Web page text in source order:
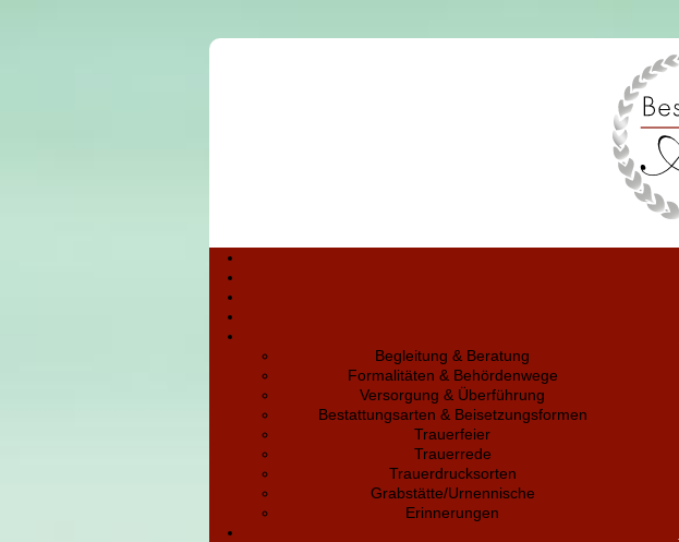
Begleitung & Beratung
Formalitäten & Behördenwege
Versorgung & Überführung
Bestattungsarten & Beisetzungsformen
Trauerfeier
Trauerrede
Trauerdrucksorten
Grabstätte/Urnennische
Erinnerungen